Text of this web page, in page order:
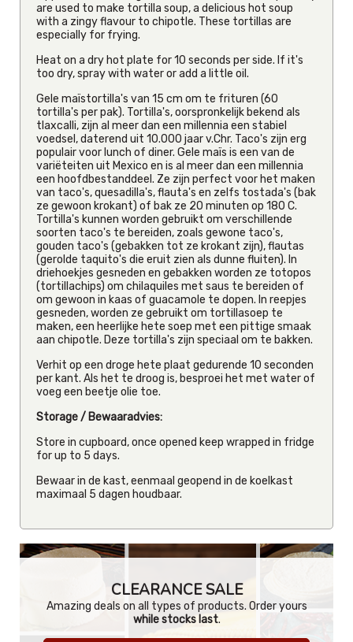
are used to make tortilla soup, a delicious hot soup
with a zingy flavour to chipotle. These tortillas are
especially for frying.
Heat on a dry hot plate for 10 seconds per side. If it's
too dry, spray with water or add a little oil.
Gele maïstortilla's van 15 cm om te frituren (60
tortilla's per pak). Tortilla's, oorspronkelijk bekend als
tlaxcalli, zijn al meer dan een millennia een stabiel
voedsel, daterend uit 10.000 jaar v.Chr. Taco's zijn erg
populair voor lunch of diner. Gele maïs is een van de
variëteiten uit Mexico en is al meer dan een millennia
een hoofdbestanddeel. Ze zijn perfect voor het maken
van taco's, quesadilla's, flauta's en zelfs tostada's (bak
ze gewoon krokant) of bak ze 20 minuten op 180 C.
Tortilla's kunnen worden gebruikt om verschillende
soorten taco's te bereiden, zoals gewone taco's,
gouden taco's (gebakken tot ze krokant zijn), flautas
(gerolde taquito's die eruit zien als dunne fluiten). In
driehoekjes gesneden en gebakken worden ze totopos
(tortillachips) om chilaquiles met saus te bereiden of
om gewoon in kaas of guacamole te dopen. In reepjes
gesneden, worden ze gebruikt om tortillasoep te
maken, een heerlijke hete soep met een pittige smaak
aan chipotle. Deze tortilla's zijn speciaal om te bakken.
Verhit op een droge hete plaat gedurende 10 seconden
per kant. Als het te droog is, besproei het met water of
voeg een beetje olie toe.
Storage / Bewaaradvies:
Store in cupboard, once opened keep wrapped in fridge
for up to 5 days.
Bewaar in de kast, eenmaal geopend in de koelkast
maximaal 5 dagen houdbaar.
CLEARANCE SALE
Amazing deals on all types of products. Order yours
while stocks last.